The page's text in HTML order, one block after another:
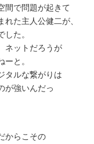
間で問題が起きて
た主人公健二が、
た。
ネットだろうが
と。
タルな繋がりは
が強いんだっ
からこその